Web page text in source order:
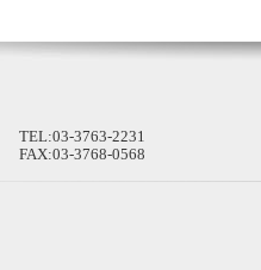
TEL:03-3763-2231
FAX:03-3768-0568